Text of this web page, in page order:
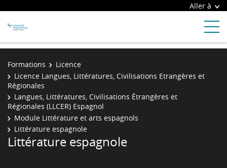
Aller à
Formations
Licence
Licence Langues, Littératures, Civilisations Etrangères et
Régionales
Langues, Littératures, Civilisations Étrangères et
Régionales (LLCER) Espagnol
Module Littérature et arts espagnols
Littérature espagnole
Littérature espagnole